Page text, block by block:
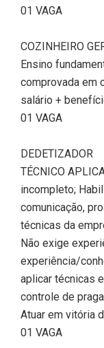
01 VAGA
COZINHEIRO
Ensino
comprovada em
salário +
01 VAGA
DEDETIZADOR
TÉCNICO
incompleto;
comunicação,
técnicas da
Não exige
experiência/
aplicar técnicas
controle de
Atuar em vitória
01 VAGA